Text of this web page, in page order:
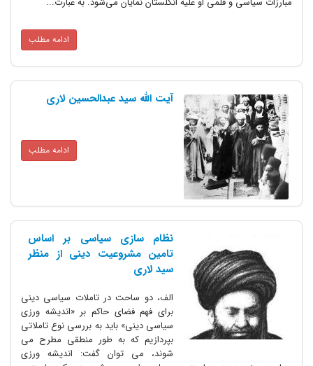
آیت الله سید عبدالحسین لاری
نظام سازى سیاسى بر اساس
تامین مشروعیت دینى از منظر
سید لارى
الف، دو ساحت در تاملات سیاسى دینى
براى فهم فضاى حاکم بر «اندیشه ورزى
سیاسى دینى» باید به بررسى نوع تاملاتى
بپردازیم که به طور منطقى مطرح مى
شوند، مى توان گفت: اندیشه ورزى